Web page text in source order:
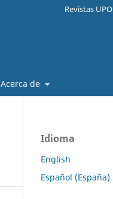
Acerca de
Revistas UPO
Idioma
English
Español (España)